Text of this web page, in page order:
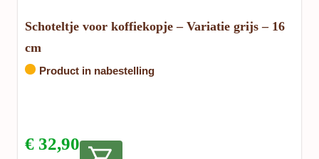
Schoteltje voor koffiekopje – Variatie grijs – 16
cm
Product in nabestelling
€ 32,90